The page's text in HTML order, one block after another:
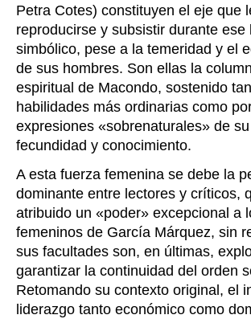
Petra Cotes) constituyen el eje que
reproducirse y subsistir durante ese
simbólico, pese a la temeridad y el
de sus hombres. Son ellas la
espiritual de Macondo, sostenido
habilidades más ordinarias como
expresiones «sobrenaturales» de
fecundidad y conocimiento.
A esta fuerza femenina se debe la
dominante entre lectores y críticos,
atribuido un «poder» excepcional a
femeninos de García Márquez, sin
sus facultades son, en últimas,
garantizar la continuidad del orden
Retomando su contexto original, el
liderazgo tanto económico como